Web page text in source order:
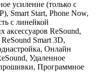
усиление (только с
Smart Start, Phone Now,
с линейкой
аксессуаров ReSound,
Smart 3D,
Онлайн
Удаленное
Программное